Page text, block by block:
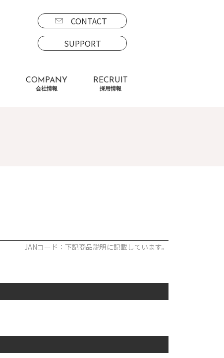
CONTACT
SUPPORT
COMPANY
会社情報
RECRUIT
採用情報
JANコード：下記商品説明に記載しています。